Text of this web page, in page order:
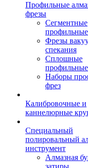
Профильные
фрезы
Сегментные
Фрезы
спекания
Сплошные
Наборы
фрез
Калибровочные и
каннелюрные
Специальный
полировальный
инструмент
Алмазная
затиры